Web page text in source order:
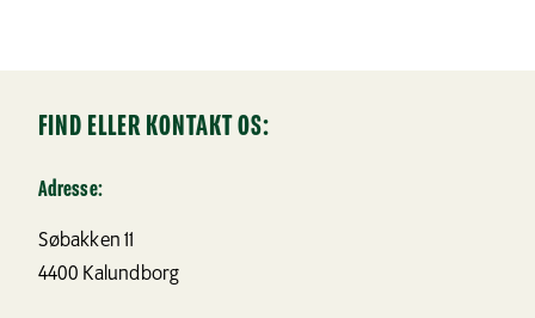
FIND ELLER KONTAKT OS:
Adresse:
Søbakken 11
4400 Kalundborg